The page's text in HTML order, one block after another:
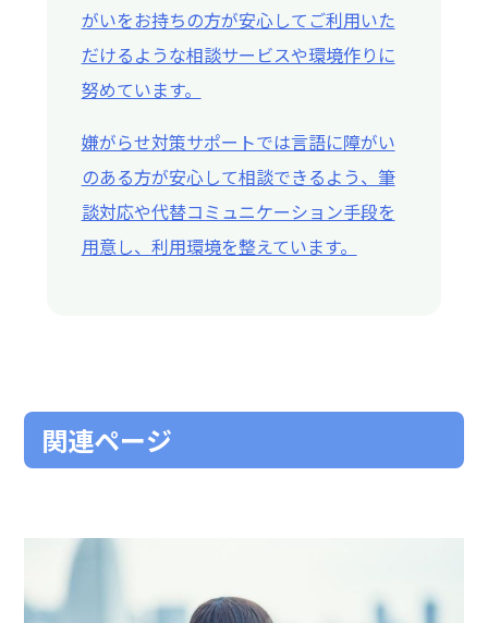
がいをお持ちの方が安心してご利用いた
だけるような相談サービスや環境作りに
努めています。
嫌がらせ対策サポートでは言語に障がい
のある方が安心して相談できるよう、筆
談対応や代替コミュニケーション手段を
用意し、利用環境を整えています。
関連ページ